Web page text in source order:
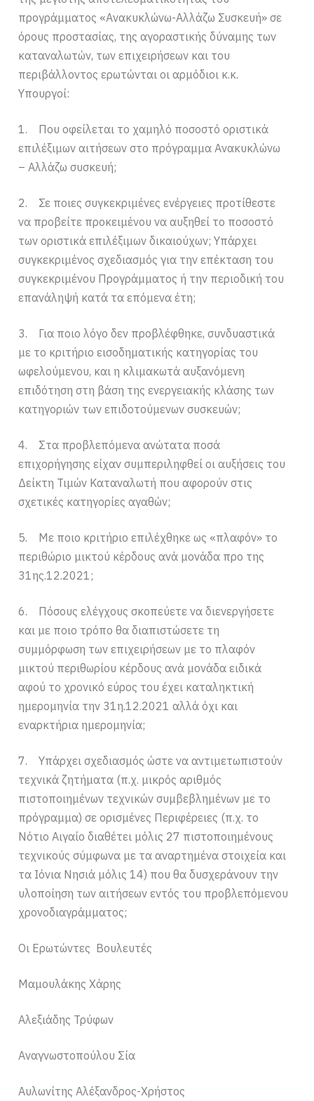
προγράμματος «Ανακυκλώνω-Αλλάζω Συσκευή» σε
όρους προστασίας, της αγοραστικής δύναμης των
καταναλωτών, των επιχειρήσεων και του
περιβάλλοντος ερωτώνται οι αρμόδιοι κ.κ.
Υπουργοί:
1. Που οφείλεται το χαμηλό ποσοστό οριστικά
επιλέξιμων αιτήσεων στο πρόγραμμα Ανακυκλώνω
– Αλλάζω συσκευή;
2. Σε ποιες συγκεκριμένες ενέργειες προτίθεστε
να προβείτε προκειμένου να αυξηθεί το ποσοστό
των οριστικά επιλέξιμων δικαιούχων; Υπάρχει
συγκεκριμένος σχεδιασμός για την επέκταση του
συγκεκριμένου Προγράμματος ή την περιοδική του
επανάληψή κατά τα επόμενα έτη;
3. Για ποιο λόγο δεν προβλέφθηκε, συνδυαστικά
με το κριτήριο εισοδηματικής κατηγορίας του
ωφελούμενου, και η κλιμακωτά αυξανόμενη
επιδότηση στη βάση της ενεργειακής κλάσης των
κατηγοριών των επιδοτούμενων συσκευών;
4. Στα προβλεπόμενα ανώτατα ποσά
επιχορήγησης είχαν συμπεριληφθεί οι αυξήσεις του
Δείκτη Τιμών Καταναλωτή που αφορούν στις
σχετικές κατηγορίες αγαθών;
5. Με ποιο κριτήριο επιλέχθηκε ως «πλαφόν» το
περιθώριο μικτού κέρδους ανά μονάδα προ της
31ης.12.2021;
6. Πόσους ελέγχους σκοπεύετε να διενεργήσετε
και με ποιο τρόπο θα διαπιστώσετε τη
συμμόρφωση των επιχειρήσεων με το πλαφόν
μικτού περιθωρίου κέρδους ανά μονάδα ειδικά
αφού το χρονικό εύρος του έχει καταληκτική
ημερομηνία την 31η.12.2021 αλλά όχι και
εναρκτήρια ημερομηνία;
7. Υπάρχει σχεδιασμός ώστε να αντιμετωπιστούν
τεχνικά ζητήματα (π.χ. μικρός αριθμός
πιστοποιημένων τεχνικών συμβεβλημένων με το
πρόγραμμα) σε ορισμένες Περιφέρειες (π.χ. το
Νότιο Αιγαίο διαθέτει μόλις 27 πιστοποιημένους
τεχνικούς σύμφωνα με τα αναρτημένα στοιχεία και
τα Ιόνια Νησιά μόλις 14) που θα δυσχεράνουν την
υλοποίηση των αιτήσεων εντός του προβλεπόμενου
χρονοδιαγράμματος;
Οι Ερωτώντες Βουλευτές
Μαμουλάκης Χάρης
Αλεξιάδης Τρύφων
Αναγνωστοπούλου Σία
Αυλωνίτης Αλέξανδρος-Χρήστος